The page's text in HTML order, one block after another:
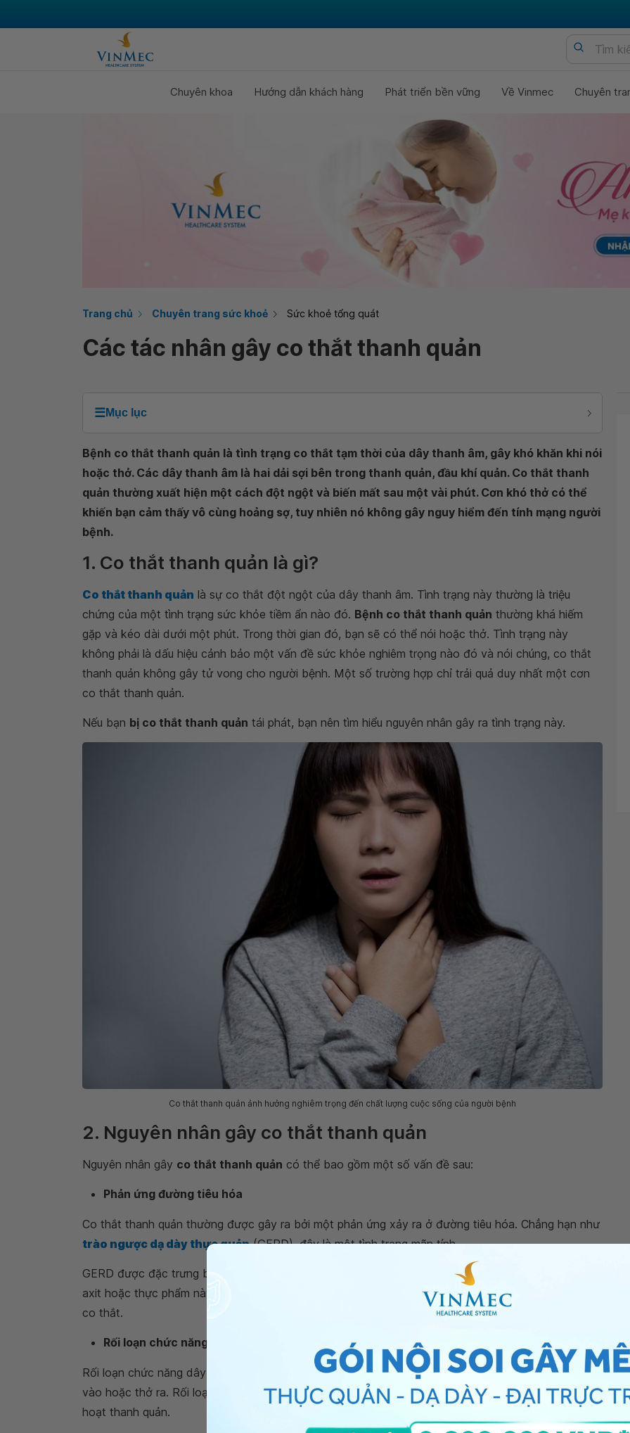
Chuyên khoa Hướng dẫn khách hàng Phát triển bền vững Về Vinmec Chuyên
Trang chủ Chuyên trang sức khoẻ Sức khoẻ tổng quát
Các tác nhân gây co thắt thanh quản
☰Mục lục
Bệnh co thắt thanh quản là tình trạng co thắt tạm thời của dây thanh âm, gây khó khăn khi nói
hoặc thở. Các dây thanh âm là hai dải sợi bên trong thanh quản, đầu khí quản. Co thắt thanh
quản thường xuất hiện một cách đột ngột và biến mất sau một vài phút. Cơn khó thở có thể
khiến bạn cảm thấy vô cùng hoảng sợ, tuy nhiên nó không gây nguy hiểm đến tính mạng người
bệnh.
1. Co thắt thanh quản là gì?
Co thắt thanh quản là sự co thắt đột ngột của dây thanh âm. Tình trạng này thường là triệu
chứng của một tình trạng sức khỏe tiềm ẩn nào đó. Bệnh co thắt thanh quản thường khá hiếm
gặp và kéo dài dưới một phút. Trong thời gian đó, bạn sẽ có thể nói hoặc thở. Tình trạng này
không phải là dấu hiệu cảnh bảo một vấn đề sức khỏe nghiêm trọng nào đó và nói chúng, co thắt
thanh quản không gây tử vong cho người bệnh. Một số trường hợp chỉ trải quả duy nhất một cơn
co thắt thanh quản.
Nếu bạn bị co thắt thanh quản tái phát, bạn nên tìm hiểu nguyên nhân gây ra tình trạng này.
Co thắt thanh quản ảnh hưởng nghiêm trọng đến chất lượng cuộc sống của người bệnh
2. Nguyên nhân gây co thắt thanh quản
Nguyên nhân gây co thắt thanh quản có thể bao gồm một số vấn đề sau:
Phản ứng đường tiêu hóa
Co thắt thanh quản thường được gây ra bởi một phản ứng xảy ra ở đường tiêu hóa. Chẳng hạn như
trào ngược dạ dày thực quản(GERD), đây là một tình trạng mãn tính.
GERD được đặc trưng bởi axit dạ dày hoặc thức ăn chưa tiêu hóa trở lại thực quản của bạn . Nếu
axit hoặc thực phẩm này chạm vào thanh quản, nơi có dây thanh âm, nó có thể kích hoạt dây bị
co thắt.
Rối loạn chức năng dây thanh âm hoặc hen suyễn
Rối loạn chức năng dây thanh âm là khi dây thanh âm của bạn hoạt động bất thường khi bạn hít
vào hoặc thở ra. Rối loạn chức năng dây thanh âm tương tự nhưhen suyễnvà cả hai có thể kích
hoạt thanh quản.